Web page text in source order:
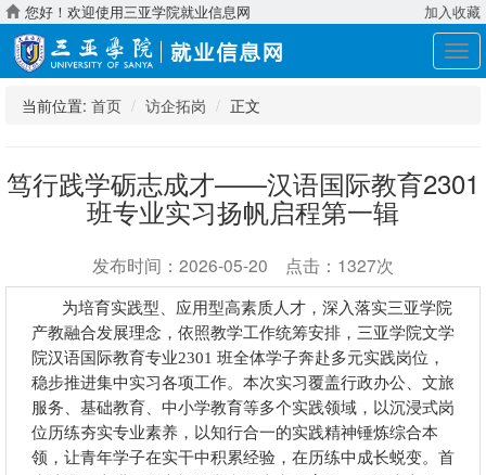
您好！欢迎使用三亚学院就业信息网 加入收藏
展
开
当前位置: 首页 访企拓岗 正文
笃行践学砺志成才——汉语国际教育2301
班专业实习扬帆启程第一辑
发布时间：2026-05-20 点击：1327次
为培育实践型、应用型高素质人才，深入落实三亚学院
产教融合发展理念，依照教学工作统筹安排，三亚学院文学
院汉语国际教育专业2301 班全体学子奔赴多元实践岗位，
稳步推进集中实习各项工作。本次实习覆盖行政办公、文旅
服务、基础教育、中小学教育等多个实践领域，以沉浸式岗
位历练夯实专业素养，以知行合一的实践精神锤炼综合本
领，让青年学子在实干中积累经验，在历练中成长蜕变。首